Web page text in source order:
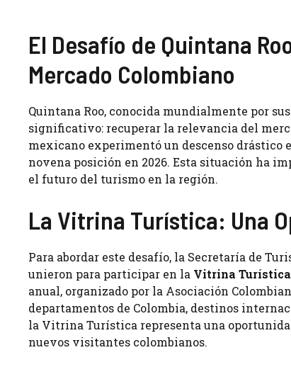
El Desafío de Quintana
Mercado Colombiano
Quintana Roo, conocida mundialmente por
significativo: recuperar la relevancia del
mexicano experimentó un descenso drástico
novena posición en 2026. Esta situación ha
el futuro del turismo en la región.
La Vitrina Turística: Una
Para abordar este desafío, la Secretaría de
unieron para participar en la Vitrina Turística
anual, organizado por la Asociación
departamentos de Colombia, destinos
la Vitrina Turística representa una
nuevos visitantes colombianos.